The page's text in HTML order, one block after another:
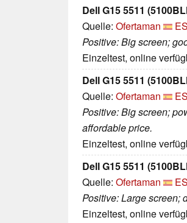
Dell G15 5511
Quelle: Ofertaman
Positive: Big screen;
Einzeltest, online
Dell G15 5511
Quelle: Ofertaman
Positive: Big screen;
affordable price.
Einzeltest, online
Dell G15 5511
Quelle: Ofertaman
Positive: Large screen;
Einzeltest, online